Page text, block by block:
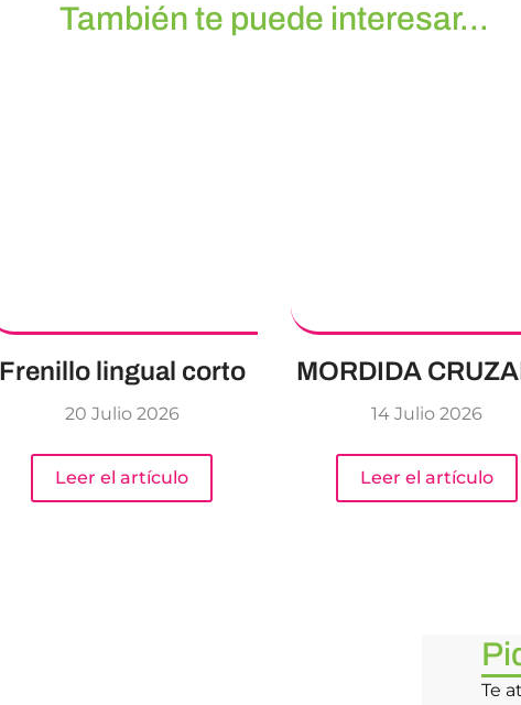
También te puede interesar...
Frenillo lingual corto
20 Julio 2026
Leer el artículo
MORDIDA
14 Julio 2026
Leer el artículo
Te